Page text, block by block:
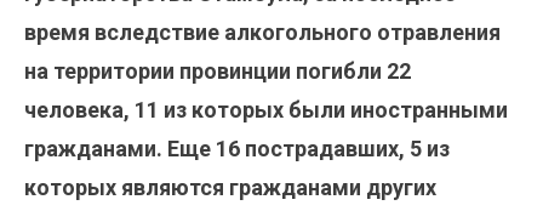
время вследствие алкогольного отравления
на территории провинции погибли 22
человека, 11 из которых были иностранными
гражданами. Еще 16 пострадавших, 5 из
которых являются гражданами других